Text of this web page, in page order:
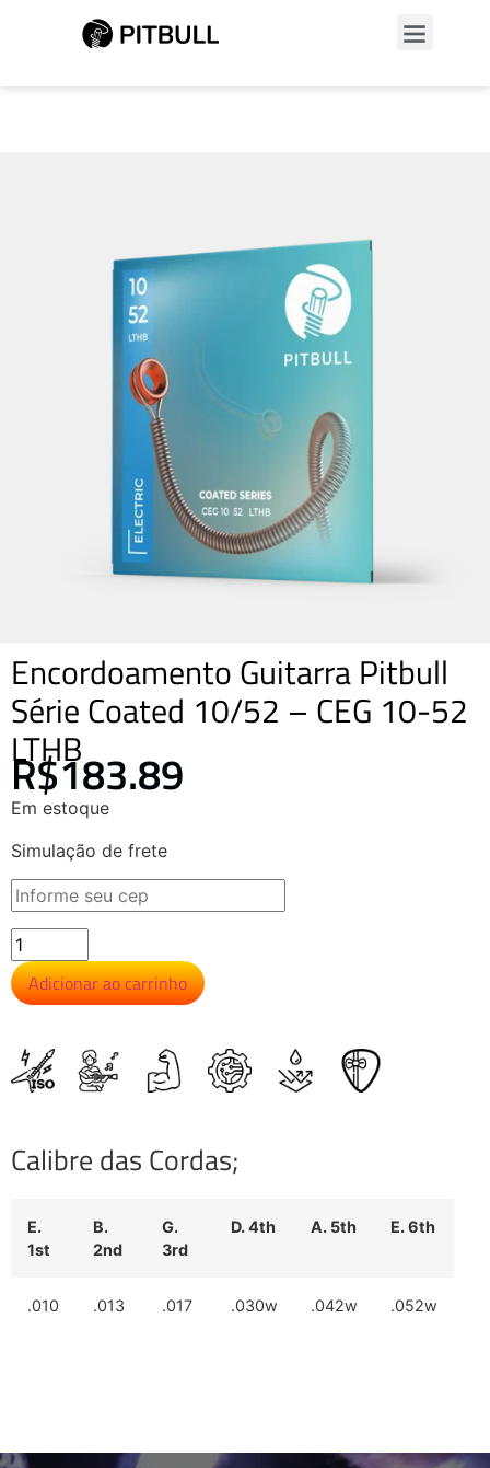
Encordoamento Guitarra Pitbull
Série Coated 10/52 – CEG 10-52
LTHB
R$183.89
Em estoque
Simulação de frete
Adicionar ao carrinho
Calibre das Cordas;
E.
1st
B.
2nd
G.
3rd
D. 4th A. 5th E. 6th
.010 .013 .017 .030w .042w .052w